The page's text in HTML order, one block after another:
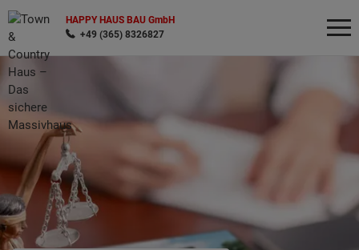
HAPPY HAUS BAU GmbH
+49 (365) 8326827
Wonach möchten Sie suchen?